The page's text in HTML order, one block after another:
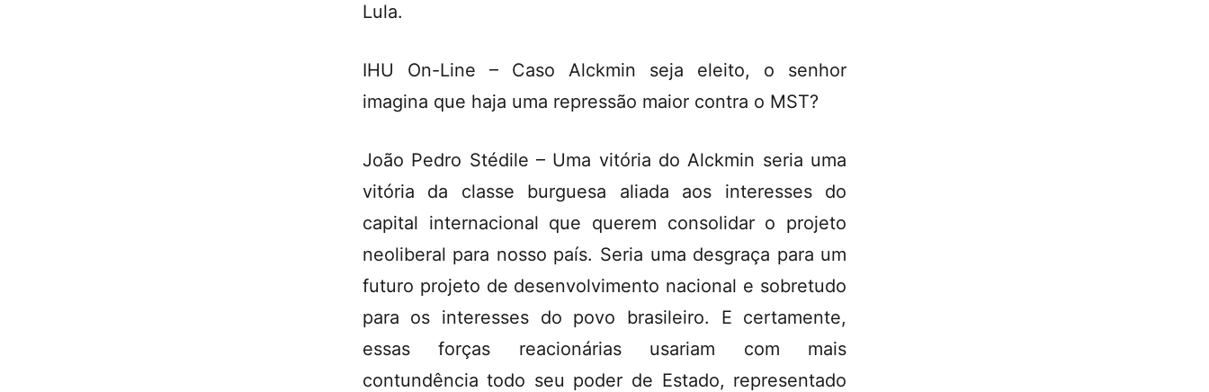
Lula.
IHU On-Line – Caso Alckmin seja eleito, o senhor
imagina que haja uma repressão maior contra o MST?
João Pedro Stédile – Uma vitória do Alckmin seria uma
vitória da classe burguesa aliada aos interesses do
capital internacional que querem consolidar o projeto
neoliberal para nosso país. Seria uma desgraça para um
futuro projeto de desenvolvimento nacional e sobretudo
para os interesses do povo brasileiro. E certamente,
essas forças reacionárias usariam com mais
contundência todo seu poder de Estado, representado